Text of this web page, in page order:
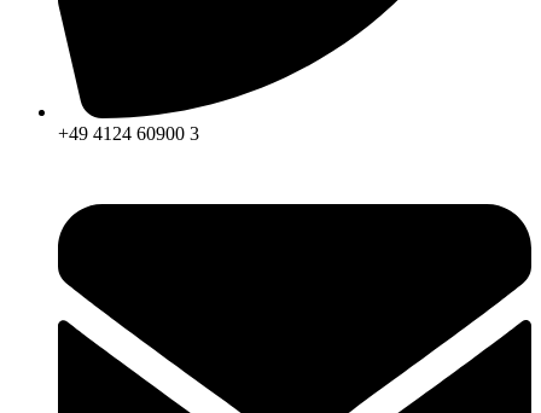
+49 4124 60900 3